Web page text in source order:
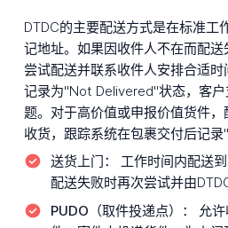
DTDC的主要配送方式是在标准工
记地址。如果因收件人不在而配
尝试配送并联系收件人安排合适
记录为"Not Delivered"状态，客
题。对于高价值或申报价值货件
收货，跟踪系统在包裹交付后记录
送货上门：
工作时间内配送
配送失败时再次尝试并由
PUDO（取件投递点）：
允